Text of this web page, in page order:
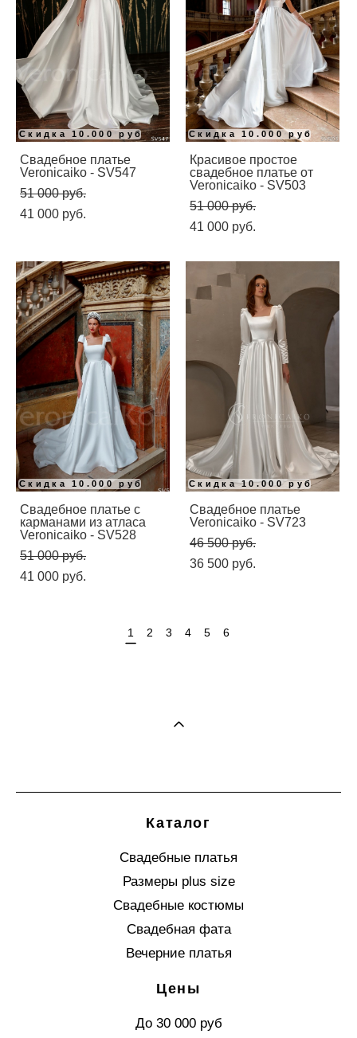
Скидка 10.000 руб
Свадебное платье
Veronicaiko - SV547
51 000 pуб.
41 000 pуб.
Скидка 10.000 руб
Красивое простое
свадебное платье от
Veronicaiko - SV503
51 000 pуб.
41 000 pуб.
Скидка 10.000 руб
Свадебное платье с
карманами из атласа
Veronicaiko - SV528
51 000 pуб.
41 000 pуб.
Скидка 10.000 руб
Свадебное платье
Veronicaiko - SV723
46 500 pуб.
36 500 pуб.
1 2 3 4 5 6
Каталог
Свадебные платья
Размеры plus size
Свадебные костюмы
Свадебная фата
Вечерние платья
Цены
До 30 000 руб